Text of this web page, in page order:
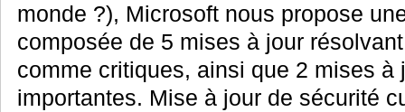
monde ?), Microsoft nous propose
composée de 5 mises à jour
comme critiques, ainsi que 2 mises à
importantes. Mise à jour de sécurité